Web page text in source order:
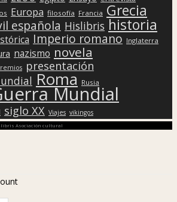
Europa filosofía Francia Grecia
española Hislibris historia
Imperio romano Inglaterra
nazismo novela
presentación
Roma Rusia
Mundial
siglo XX Viajes vikingos
Asociación cultural